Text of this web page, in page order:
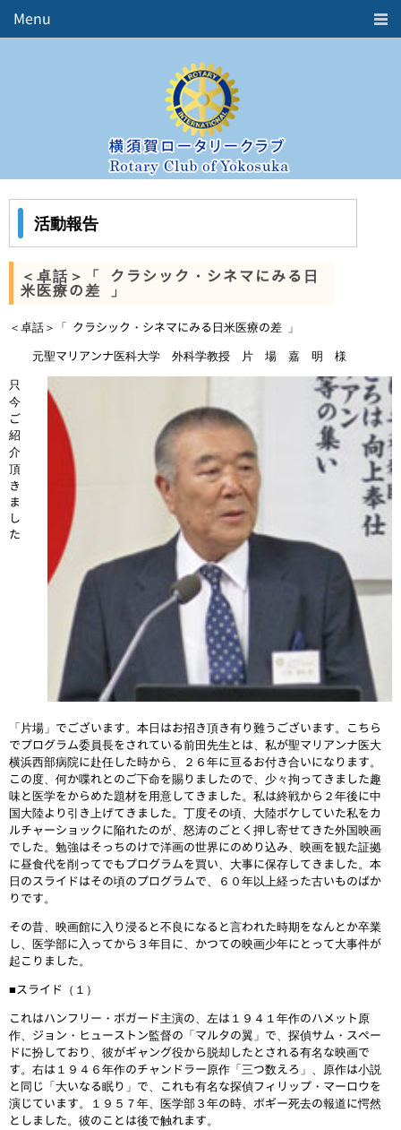
Menu
年間予定表
役員紹介
歴代三役
五大奉仕活動
中期ビジョン
お問合せ
リンク
Member's ROOM
活動報告
＜卓話＞「 クラシック・シネマにみる日
米医療の差 」
＜卓話＞「 クラシック・シネマにみる日米医療の差 」
元聖マリアンナ医科大学 外科学教授 片 場 嘉 明 様
只
今
ご
紹
介
頂
き
ま
し
た
「片場」でございます。本日はお招き頂き有り難うございます。こちら
でプログラム委員長をされている前田先生とは、私が聖マリアンナ医大
横浜西部病院に赴任した時から、２６年に亘るお付き合いになります。
この度、何か喋れとのご下命を賜りましたので、少々拘ってきました趣
味と医学をからめた題材を用意してきました。私は終戦から２年後に中
国大陸より引き上げてきました。丁度その頃、大陸ボケしていた私をカ
ルチャーショックに陥れたのが、怒涛のごとく押し寄せてきた外国映画
でした。勉強はそっちのけで洋画の世界にのめり込み、映画を観た証拠
に昼食代を削ってでもプログラムを買い、大事に保存してきました。本
日のスライドはその頃のプログラムで、６０年以上経った古いものばか
りです。
その昔、映画館に入り浸ると不良になると言われた時期をなんとか卒業
し、医学部に入ってから３年目に、かつての映画少年にとって大事件が
起こりました。
■スライド（１）
これはハンフリー・ボガード主演の、左は１９４１年作のハメット原
作、ジョン・ヒューストン監督の「マルタの翼」で、探偵サム・スペー
ドに扮しており、彼がギャング役から脱却したとされる有名な映画で
す。右は１９４６年作のチャンドラー原作「三つ数えろ」、原作は小説
と同じ「大いなる眠り」で、これも有名な探偵フィリップ・マーロウを
演じています。１９５７年、医学部３年の時、ボギー死去の報道に愕然
としました。彼のことは後で触れます。